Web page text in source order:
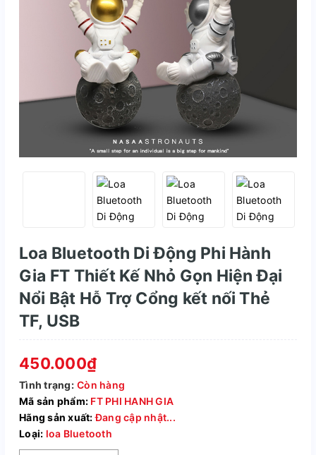
Loa Bluetooth Di Động Phi Hành
Gia FT Thiết Kế Nhỏ Gọn Hiện Đại
Nổi Bật Hỗ Trợ Cổng kết nối Thẻ
TF, USB
450.000₫
Tình trạng: Còn hàng
Mã sản phẩm: FT PHI HANH GIA
Hãng sản xuất:Đang cập nhật...
Loại: loa Bluetooth